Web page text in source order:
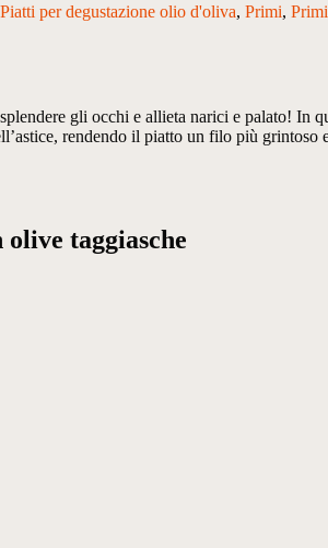
Piatti per degustazione olio d'oliva Primi
gli occhi e allieta narici e palato! In
rendendo il piatto un filo più
taggiasche